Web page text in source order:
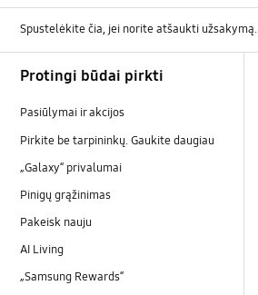
Spustelėkite čia, jei norite atšaukti užsakymą.
Protingi būdai pirkti
Pasiūlymai ir akcijos
Pirkite be tarpininkų. Gaukite daugiau
„Galaxy“ privalumai
Pinigų grąžinimas
Pakeisk nauju
AI Living
„Samsung Rewards“